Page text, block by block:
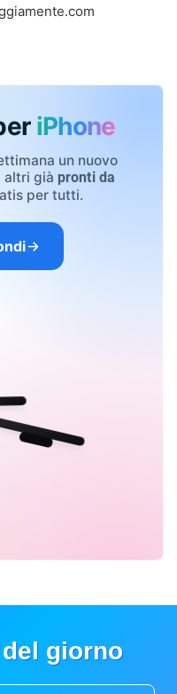
iPhone
un nuovo
altri già pronti da
per tutti.
giorno